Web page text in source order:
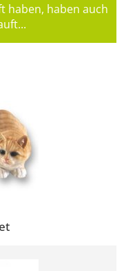
haben, haben auch